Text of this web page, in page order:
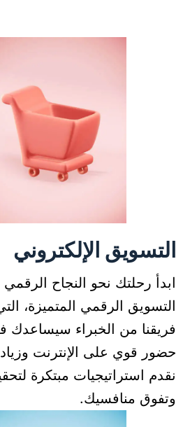
التسويق الإلكتروني
ابدأ رحلتك نحو النجاح
التسويق الرقمي المتميزة،
فريقنا من الخبراء سيساعدك
حضور قوي على الإنترنت
نقدم استراتيجيات مبتكرة
وتفوق منافسيك.